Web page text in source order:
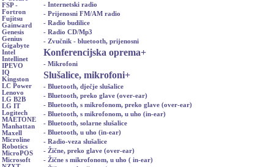
FSP -
Fortron
Fujitsu
Gainward
Genesis
Genius
Gigabyte
Intel
Intellinet
IPEVO
IQ
Kingston
LC Power
Lenovo
LG B2B
LG IT
Logitech
MAETONE
Manhattan
Maxell
Microline
Robotics
MicroPOS
Microsoft
- Internetski radio
- Prijenosni FM/AM radio
- Radio budilice
- Radio CD/Mp3
- Zvučnik - bluetooth, prijenosni
Konferencijska oprema+
- Mikrofoni
Slušalice, mikrofoni+
- Bluetooth, dječje slušalice
- Bluetooth, preko glave (over-ear)
- Bluetooth, s mikrofonom, preko glave (over-ear)
- Bluetooth, s mikrofonom, u uho (in-ear)
- Bluetooth, solarne slušalice
- Bluetooth, u uho (in-ear)
- Radio-veza slušalice
- Žične, preko glave (over-ear)
- Žične s mikrofonom, u uho ( in-ear)